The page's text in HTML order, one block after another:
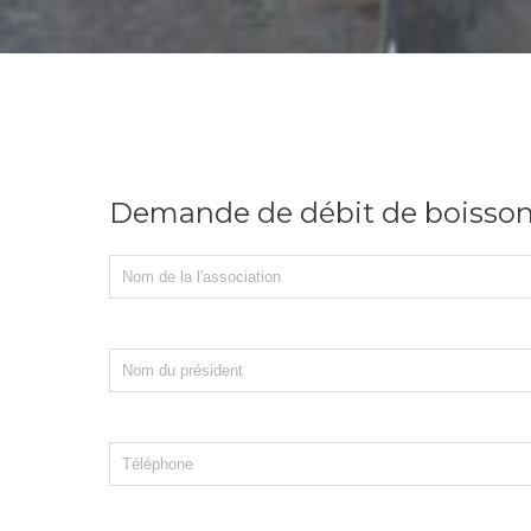
Demande de débit de